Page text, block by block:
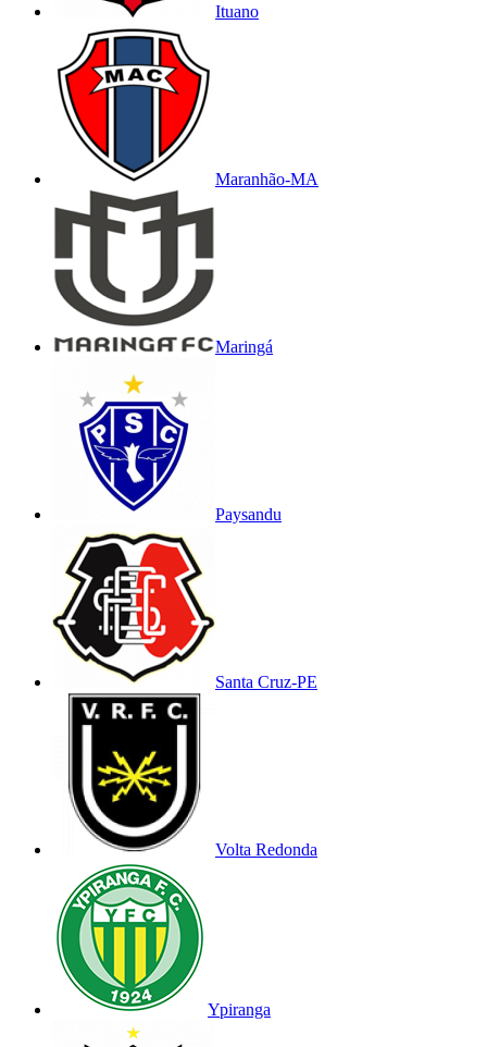
Ituano
Maranhão-MA
Maringá
Paysandu
Santa Cruz-PE
Volta Redonda
Ypiranga